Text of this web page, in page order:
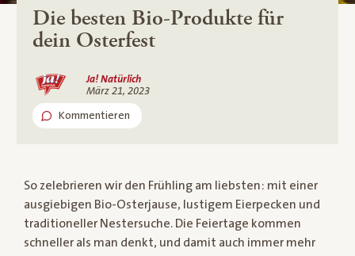
Die besten Bio-Produkte für
dein Osterfest
Ja! Natürlich
März 21, 2023
Kommentieren
So zelebrieren wir den Frühling am liebsten: mit einer
ausgiebigen Bio-Osterjause, lustigem Eierpecken und
traditioneller Nestersuche. Die Feiertage kommen
schneller als man denkt, und damit auch immer mehr